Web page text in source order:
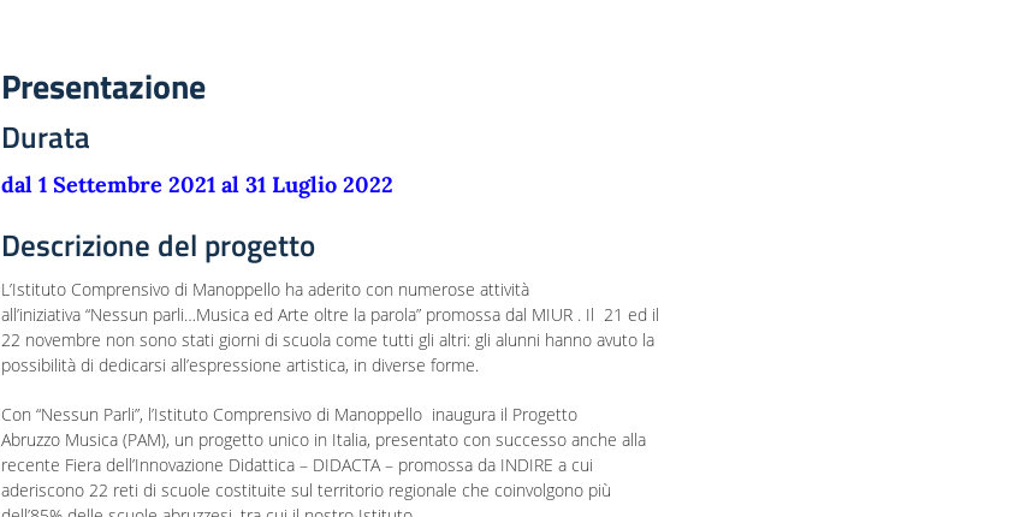
Presentazione
Durata
dal 1 Settembre 2021 al 31 Luglio 2022
Descrizione del progetto
L’Istituto Comprensivo di Manoppello ha aderito con numerose attività
all’iniziativa “Nessun parli…Musica ed Arte oltre la parola” promossa dal MIUR . Il 21 ed il
22 novembre non sono stati giorni di scuola come tutti gli altri: gli alunni hanno avuto la
possibilità di dedicarsi all’espressione artistica, in diverse forme.
Con “Nessun Parli”, l’Istituto Comprensivo di Manoppello inaugura il Progetto
Abruzzo Musica (PAM), un progetto unico in Italia, presentato con successo anche alla
recente Fiera dell’Innovazione Didattica – DIDACTA – promossa da INDIRE a cui
aderiscono 22 reti di scuole costituite sul territorio regionale che coinvolgono più